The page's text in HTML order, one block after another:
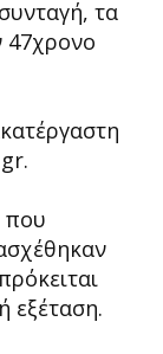
τα
47χρονο
που
εξέταση.